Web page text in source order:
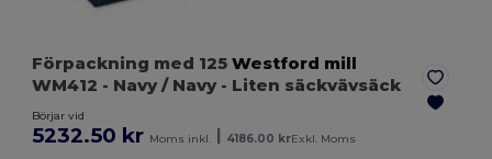
Förpackning med 125Westford mill
WM412 - Navy / Navy- Liten säckvävsäck
Börjar vid
5232.50 kr Moms inkl. 4186.00 krExkl. Moms